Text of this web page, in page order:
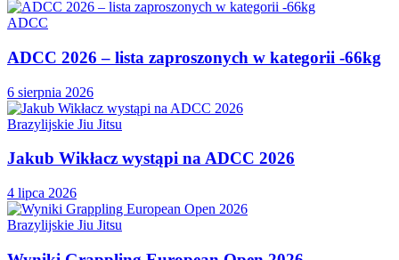
ADCC
ADCC 2026 – lista zaproszonych w kategorii -66kg
6 sierpnia 2026
Brazylijskie Jiu Jitsu
Jakub Wikłacz wystąpi na ADCC 2026
4 lipca 2026
Brazylijskie Jiu Jitsu